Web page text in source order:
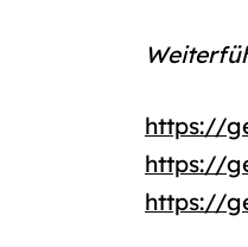
https://
https://
https://